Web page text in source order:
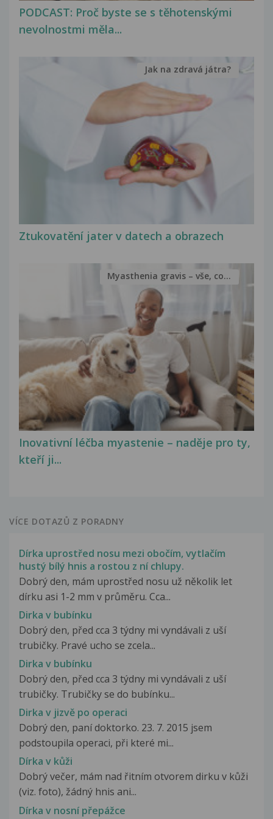
PODCAST: Proč byste se s těhotenskými
nevolnostmi měla...
Ztukovatění jater v datech a obrazech
Jak na zdravá játra?
Inovativní léčba myastenie – naděje pro ty,
kteří ji...
Myasthenia gravis – vše, co...
VÍCE DOTAZŮ Z PORADNY
Dírka uprostřed nosu mezi obočím, vytlačím
hustý bílý hnis a rostou z ní chlupy.
Dobrý den, mám uprostřed nosu už několik let
dírku asi 1-2 mm v průměru. Cca...
Dirka v bubínku
Dobrý den, před cca 3 týdny mi vyndávali z uší
trubičky. Pravé ucho se zcela...
Dirka v bubínku
Dobrý den, před cca 3 týdny mi vyndávali z uší
trubičky. Trubičky se do bubínku...
Dirka v jizvě po operaci
Dobrý den, paní doktorko. 23. 7. 2015 jsem
podstoupila operaci, při které mi...
Dírka v kůži
Dobrý večer, mám nad řitním otvorem dirku v kůži
(viz. foto), žádný hnis ani...
Dírka v nosní přepážce